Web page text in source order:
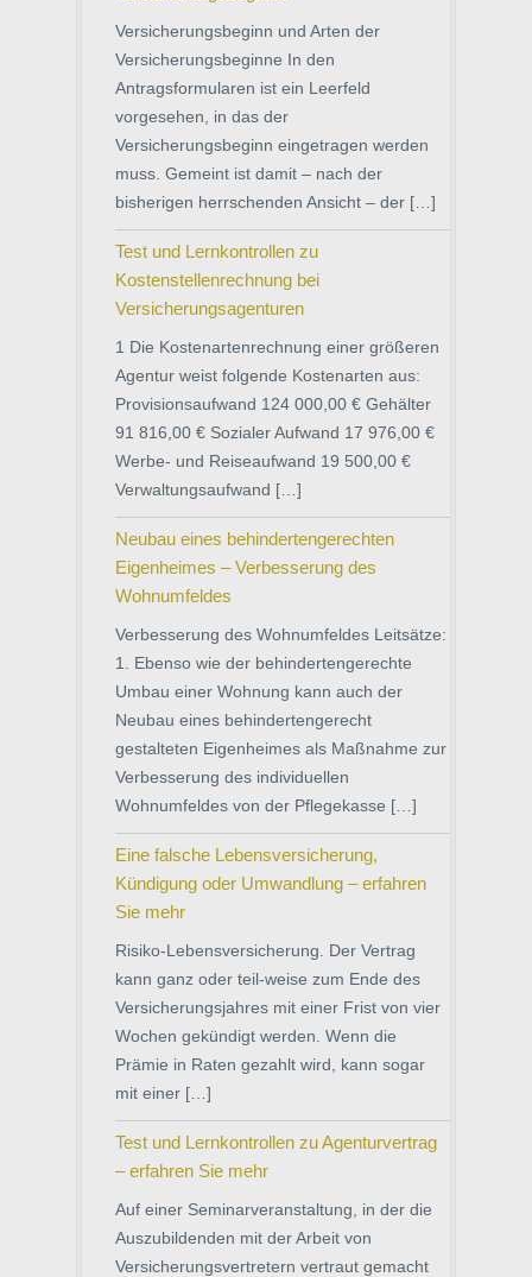
Versicherungsbeginn und Arten der
Versicherungsbeginne In den
Antragsformularen ist ein Leerfeld
vorgesehen, in das der
Versicherungsbeginn eingetragen werden
muss. Gemeint ist damit – nach der
bisherigen herrschenden Ansicht – der […]
Test und Lernkontrollen zu
Kostenstellenrechnung bei
Versicherungsagenturen
1 Die Kostenartenrechnung einer größeren
Agentur weist folgende Kostenarten aus:
Provisionsaufwand 124 000,00 € Gehälter
91 816,00 € Sozialer Aufwand 17 976,00 €
Werbe- und Reiseaufwand 19 500,00 €
Verwaltungsaufwand […]
Neubau eines behindertengerechten
Eigenheimes – Verbesserung des
Wohnumfeldes
Verbesserung des Wohnumfeldes Leitsätze:
1. Ebenso wie der behindertengerechte
Umbau einer Wohnung kann auch der
Neubau eines behindertengerecht
gestalteten Eigenheimes als Maßnahme zur
Verbesserung des individuellen
Wohnumfeldes von der Pflegekasse […]
Eine falsche Lebensversicherung,
Kündigung oder Umwandlung – erfahren
Sie mehr
Risiko-Lebensversicherung. Der Vertrag
kann ganz oder teil-weise zum Ende des
Versicherungsjahres mit einer Frist von vier
Wochen gekündigt werden. Wenn die
Prämie in Raten gezahlt wird, kann sogar
mit einer […]
Test und Lernkontrollen zu Agenturvertrag
– erfahren Sie mehr
Auf einer Seminarveranstaltung, in der die
Auszubildenden mit der Arbeit von
Versicherungsvertretern vertraut gemacht